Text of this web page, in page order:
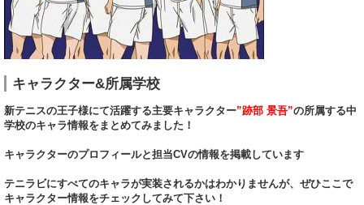
キャラクター&所属学校
新テニスの王子様にて活躍する主要キャラクター”跡部 景吾”の所属する中
学校のキャラ情報をまとめてみました！
キャラクターのプロフィールと担当CVの情報を掲載しています
テニラビにすべてのキャラが実装されるかはわかりませんが、ぜひここで
キャラクター情報をチェックしてみて下さい！